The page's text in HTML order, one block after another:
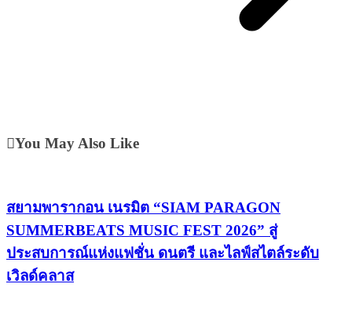
You May Also Like
สยามพารากอน เนรมิต “SIAM PARAGON
SUMMERBEATS MUSIC FEST 2026” สู่
ประสบการณ์แห่งแฟชั่น ดนตรี และไลฟ์สไตล์ระดับ
เวิลด์คลาส